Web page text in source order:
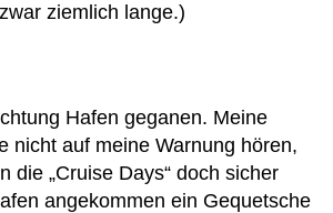
ziemlich lange.)
Hafen geganen. Meine
nicht auf meine Warnung hören,
die „Cruise Days“ doch sicher
angekommen ein Gequetsche